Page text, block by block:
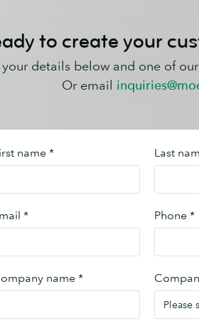
to create your
details below and one of
Or email